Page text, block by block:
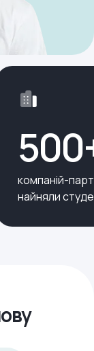
компаній-
найняли